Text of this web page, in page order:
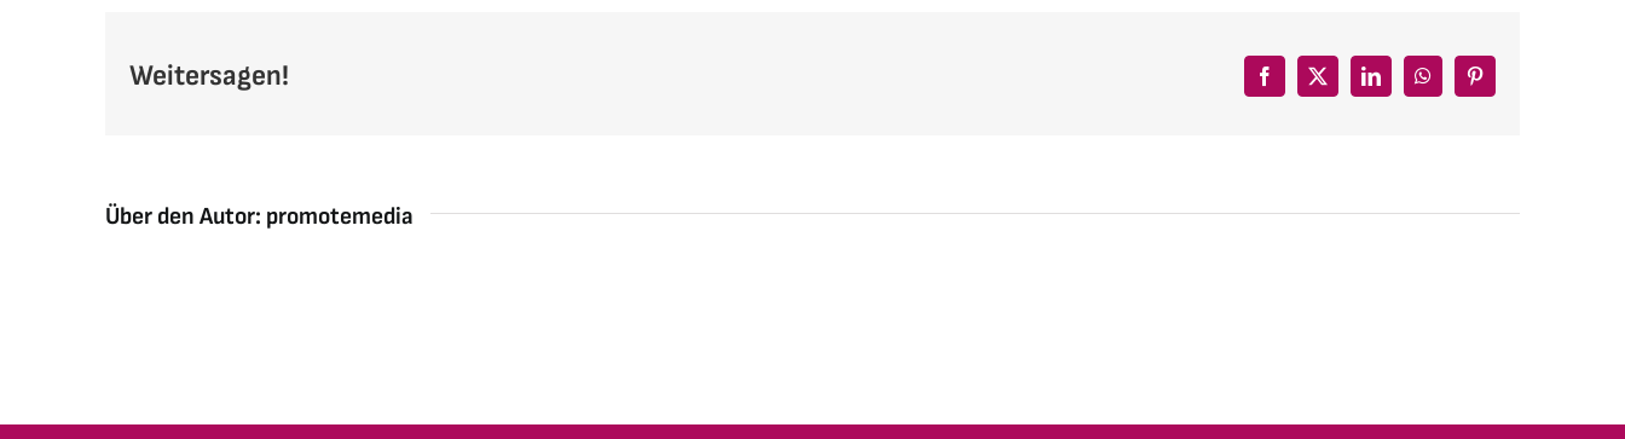
Weitersagen! Facebook
X LinkedInWhatsAppPinterest
Über den Autor: promotemedia